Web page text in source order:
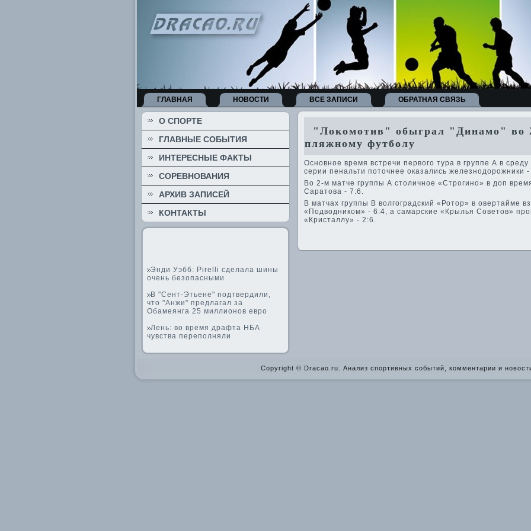
ГЛАВНАЯ НОВОСТИ ВСЕ ЗАПИСИ ОБРАТНАЯ СВЯЗЬ
О СПОРТЕ
ГЛАВНЫЕ СОБЫТИЯ
ИНТЕРЕСНЫЕ ФАКТЫ
СОРЕВНОВАНИЯ
АРХИВ ЗАПИСЕЙ
КОНТАКТЫ
Энди Уэбб: Pirelli сделала шины
очень безопасными
В "Сент-Этьене" подтвердили,
что "Анжи" предлагал за
Обамеянга 25 миллионов евро
Лень: во время драфта НБА
чувства переполняли
"Локомотив" обыграл "Динамо" во
пляжному футболу
Основное время встречи первого тура в группе А в
серии пенальти поточнее оказались железнодорожники
Во 2-м матче группы А столичное «Строгино» в доп
Саратова - 7:6.
В матчах группы В волгоградский «Ротор» в ове­ртайме
«Подводником» - 6:4, а самарские «Крылья Сове­тов»
«Кристаллу» - 2:6.
Copyright © Dracao.ru. Анализ спортивных событий, комментарии и